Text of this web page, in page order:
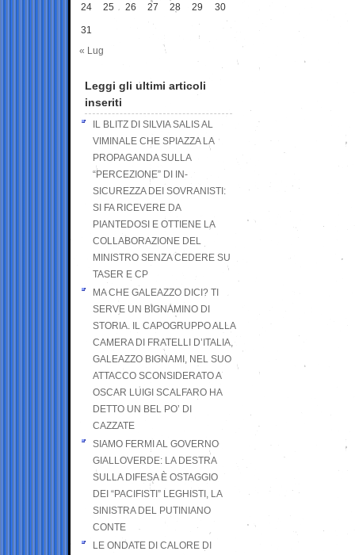
24 25 26 27 28 29 30
31
« Lug
Leggi gli ultimi articoli
inseriti
IL BLITZ DI SILVIA SALIS AL
VIMINALE CHE SPIAZZA LA
PROPAGANDA SULLA
“PERCEZIONE” DI IN-
SICUREZZA DEI SOVRANISTI:
SI FA RICEVERE DA
PIANTEDOSI E OTTIENE LA
COLLABORAZIONE DEL
MINISTRO SENZA CEDERE SU
TASER E CP
MA CHE GALEAZZO DICI? TI
SERVE UN BIGNAMINO DI
STORIA. IL CAPOGRUPPO ALLA
CAMERA DI FRATELLI D’ITALIA,
GALEAZZO BIGNAMI, NEL SUO
ATTACCO SCONSIDERATO A
OSCAR LUIGI SCALFARO HA
DETTO UN BEL PO’ DI
CAZZATE
SIAMO FERMI AL GOVERNO
GIALLOVERDE: LA DESTRA
SULLA DIFESA È OSTAGGIO
DEI “PACIFISTI” LEGHISTI, LA
SINISTRA DEL PUTINIANO
CONTE
LE ONDATE DI CALORE DI